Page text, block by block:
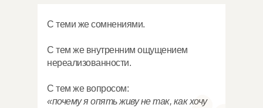
С теми же сомнениями.
С тем же внутренним ощущением
нереализованности.
С тем же вопросом:
«почему я опять живу не так, как хочу